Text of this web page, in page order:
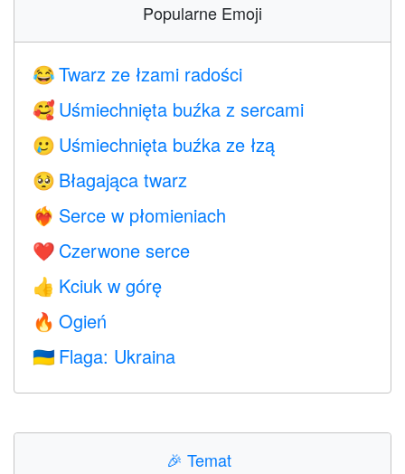
Popularne Emoji
😂 Twarz ze łzami radości
🥰 Uśmiechnięta buźka z sercami
🥲 Uśmiechnięta buźka ze łzą
🥺 Błagająca twarz
❤️‍🔥 Serce w płomieniach
❤️ Czerwone serce
👍 Kciuk w górę
🔥 Ogień
🇺🇦 Flaga: Ukraina
🎉 Temat